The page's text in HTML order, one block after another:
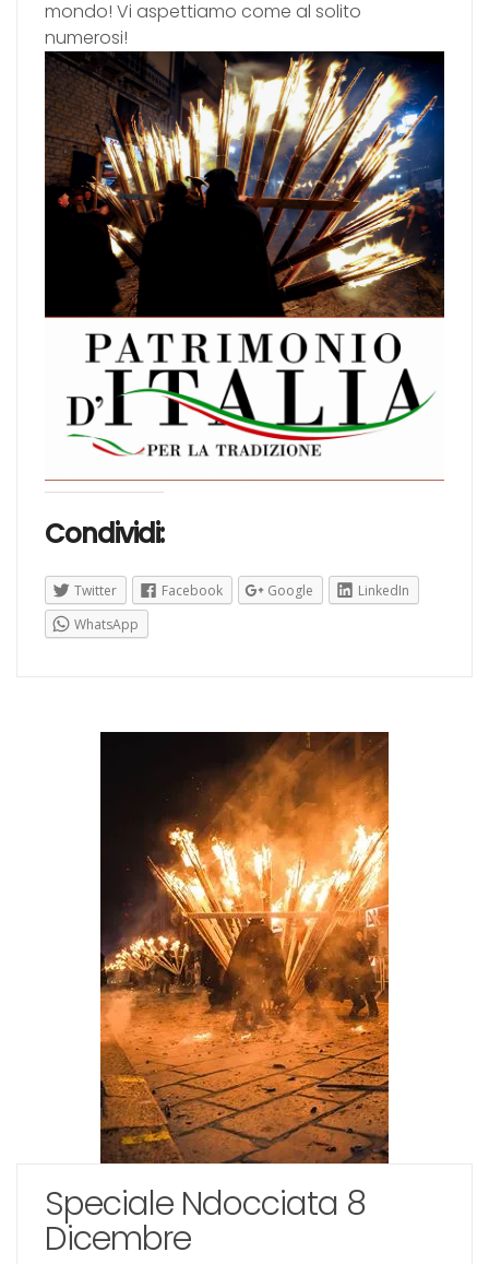
mondo! Vi aspettiamo come al solito
numerosi!
Condividi:
Twitter Facebook Google
LinkedIn
WhatsApp
Speciale Ndocciata 8
Dicembre